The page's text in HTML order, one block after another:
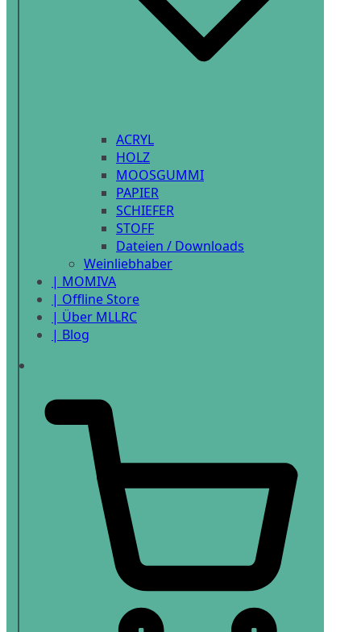
ACRYL
HOLZ
MOOSGUMMI
PAPIER
SCHIEFER
STOFF
Dateien / Downloads
Weinliebhaber
| MOMIVA
| Offline Store
| Über MLLRC
| Blog